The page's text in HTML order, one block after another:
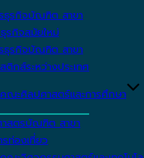
ธุรกิจบัณฑิต สาขา
รกิจสมัยใหม่
ธุรกิจบัณฑิต สาขา
ติกส์ระหว่างประเทศ
คณะศิลปศาสตร์และการศึกษา
สตรบัณฑิต สาขา
ท่องเที่ยว